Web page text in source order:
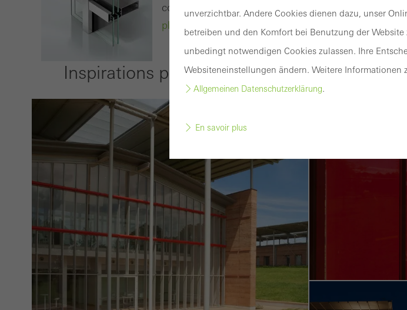
compromis : le système de façade à haute isolation
plus
Inspirations pour la référence
unverzichtbar. Andere Cookies dienen dazu, unser
betreiben und den Komfort bei Benutzung der
unbedingt notwendigen Cookies zulassen. Ihre
Websiteneinstellungen ändern. Weitere Informationen
Allgemeinen Datenschutzerklärung.
En savoir plus
Les cookies requis (essentiels,
Les cookies sont techniquement
et ne peuvent pas être désactivés. Sans
des services souhaités ne peuvent pas
Statistiques / Cookies d´analyse
Ces cookies sont utilisés à des fins
pour optimiser l´offre, par exemple en
cookies sont utilisés pour améliorer la